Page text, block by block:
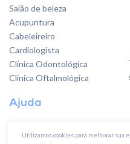
Salão de beleza
Acupuntura
Cabeleireiro
Cardiologista
Clínica Odontológica
Clínica Oftalmológica
Ajuda
Utilizamos cookies para melhorar sua